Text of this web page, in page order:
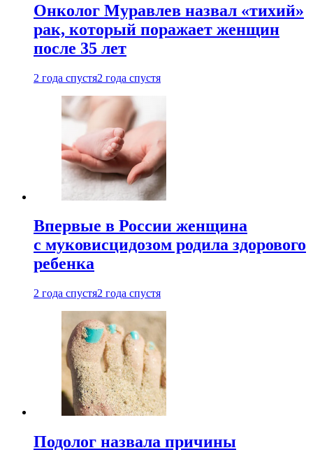
Онколог Муравлев назвал «тихий»
рак, который поражает женщин
после 35 лет
2 года спустя2 года спустя
Впервые в России женщина
с муковисцидозом родила здорового
ребенка
2 года спустя2 года спустя
Подолог назвала причины